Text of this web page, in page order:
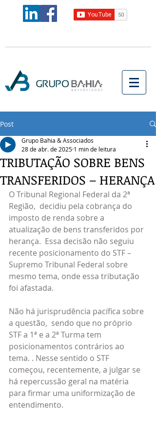
Post
TRIBUTAÇÃO SOBRE BENS
TRANSFERIDOS – HERANÇA
Grupo Bahia & Associados
28 de abr. de 2025 1 min de leitura
O Tribunal Regional Federal da 2ª
Região,  decidiu pela cobrança do
imposto de renda sobre a
atualização de bens transferidos por
herança.  Essa decisão não seguiu
recente posicionamento do STF –
Supremo Tribunal Federal sobre
mesmo tema, onde essa tributação
foi afastada.
Não há jurisprudência pacífica sobre
a questão,  sendo que no próprio
STF a 1ª e a 2ª Turma tem
posicionamentos contrários ao
tema. . Nesse sentido o STF
começou, recentemente, a julgar se
há repercussão geral na matéria
para firmar uma uniformização de
entendimento.